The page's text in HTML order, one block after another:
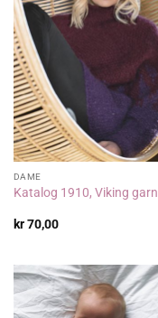
DAME
Katalog 1910, Viking garn
kr70,00